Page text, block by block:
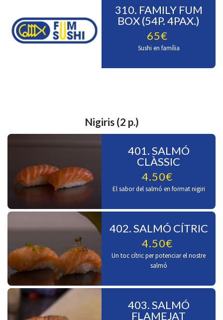
310. FAMILY FUM
BOX (54P. 4PAX.)
65€
Sushi en família
Nigiris (2 p.)
401. SALMÓ
CLÀSSIC
4.50€
El sabor del salmó en format nigiri
402. SALMÓ CÍTRIC
4.50€
Un toc cítric per potenciar el nostre
salmó
403. SALMÓ
FLAMEJAT